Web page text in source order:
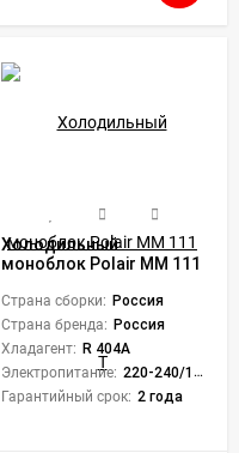
Холодильный
моноблок Polair ММ 111
Страна сборки: Россия
Страна бренда: Россия
Хладагент: R 404A
Электропитание: 220-240/1/50
Гарантийный срок: 2 года